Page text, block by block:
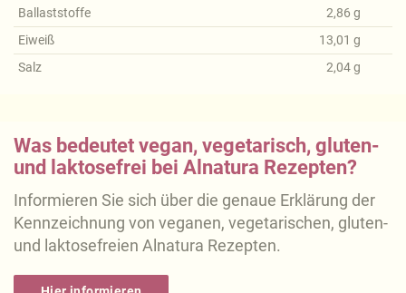
Ballaststoffe
Eiweiß
Salz
2,86 g
13,01 g
2,04g
Was bedeutet vegan, vegetarisch, gluten-
und laktosefrei bei Alnatura Rezepten?
Informieren Sie sich über die genaue Erklärung der
Kennzeichnung von veganen, vegetarischen, gluten-
und laktosefreien Alnatura Rezepten.